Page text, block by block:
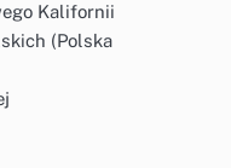
Kalifornii
(Polska